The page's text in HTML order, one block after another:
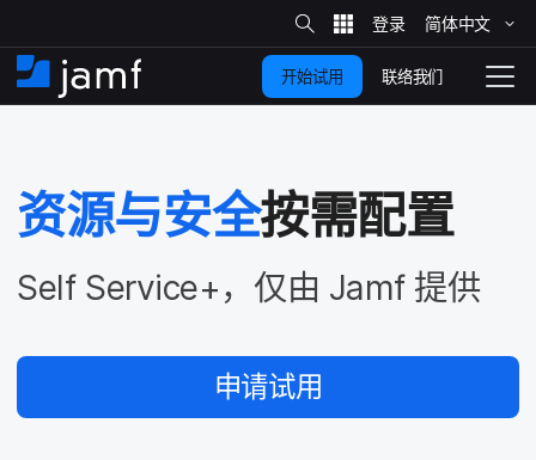
​
至
​
内
容
站
​内
​搜
索
简体​中文
首
​
拨
动
开始试用 联络我们
资源​与​安全按​需​配置
Self Service+，​仅​由 Jamf 提供
申请​试用